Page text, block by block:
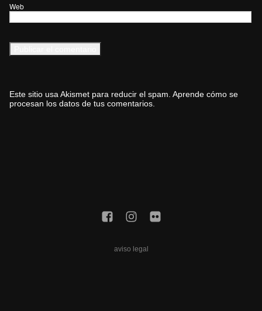
Web
Este sitio usa Akismet para reducir el spam. Aprende cómo se
procesan los datos de tus comentarios.
aviso legal